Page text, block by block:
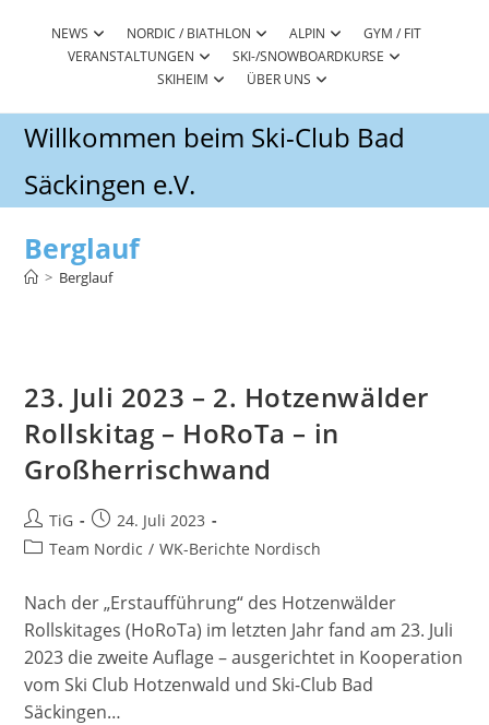
NEWS NORDIC / BIATHLON ALPIN
GYM / FIT
VERANSTALTUNGEN
SKI-/SNOWBOARDKURSE
SKIHEIM
ÜBER UNS
Willkommen beim Ski-Club Bad
Säckingen e.V.
Berglauf
> Berglauf
23. Juli 2023 – 2. Hotzenwälder
Rollskitag – HoRoTa – in
Großherrischwand
Beitrags-
Autor:
TiG
Beitrag
veröffentlicht:
24. Juli 2023
Beitrags-
Team Nordic / WK-Berichte Nordisch
Nach der „Erstaufführung“ des Hotzenwälder
Rollskitages (HoRoTa) im letzten Jahr fand am 23. Juli
2023 die zweite Auflage – ausgerichtet in Kooperation
vom Ski Club Hotzenwald und Ski-Club Bad
Säckingen…